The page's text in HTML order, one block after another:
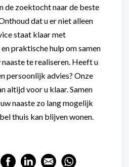
de zoektocht naar de beste
dat u er niet alleen
staat klaar met
praktische hulp om samen
te realiseren. Heeft u
persoonlijk advies? Onze
altijd voor u klaar. Samen
naaste zo lang mogelijk
thuis kan blijven wonen.